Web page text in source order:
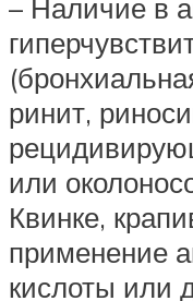
– Наличие в
ринит,
или
Квинке,
применение
кислоты или